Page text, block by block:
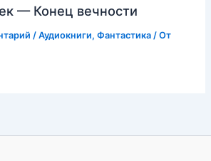
— Конец вечности
/Аудиокниги,Фантастика / От